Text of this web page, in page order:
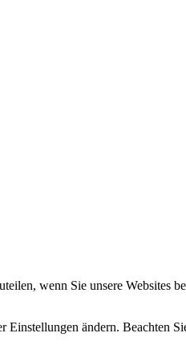
wenn Sie unsere Websites
ändern. Beachten